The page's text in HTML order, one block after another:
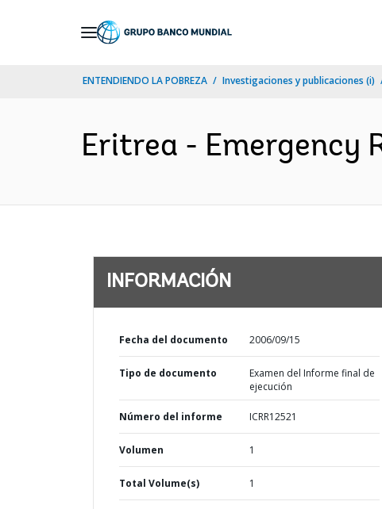
ENTENDIENDO LA POBREZA Investigaciones y publicaciones (i)
Eritrea - Emergency
INFORMACIÓN
Fecha del documento 2006/09/15
Tipo de documento
Examen del Informe final de
ejecución
Número del informe ICRR12521
Volumen 1
Total Volume(s) 1